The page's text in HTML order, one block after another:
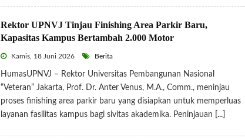
Rektor UPNVJ Tinjau Finishing Area Parkir Baru,
Kapasitas Kampus Bertambah 2.000 Motor
Kamis, 18 Juni 2026 Berita
HumasUPNVJ – Rektor Universitas Pembangunan Nasional
“Veteran” Jakarta, Prof. Dr. Anter Venus, M.A., Comm., meninjau
proses finishing area parkir baru yang disiapkan untuk memperluas
layanan fasilitas kampus bagi sivitas akademika. Peninjauan
[...]